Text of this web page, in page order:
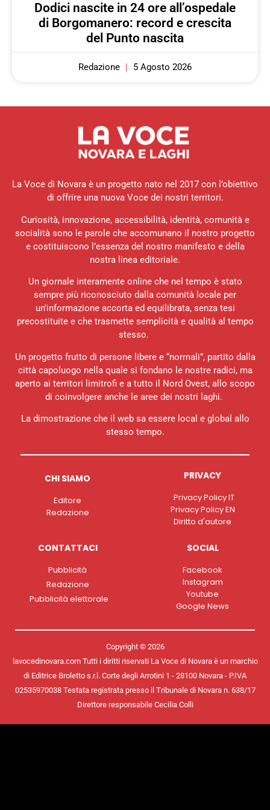
Dodici nascite in 24 ore all’ospedale
di Borgomanero: record e crescita
del Punto nascita
Redazione 5 Agosto 2026
La Voce di Novara è un progetto nato nel 2017 con l’obiettivo
di offrire una nuova Voce dei nostri territori.
Curiosità, innovazione, accessibilità, identità, comunità e
socialità sono le parole che accomunano il nostro progetto
e costituiscono l’essenza del nostro manifesto e della
nostra linea editoriale.
Un giornale interamente online che nel tempo è stato
sempre più riconosciuto dalla comunità locale per
un’informazione accorta ed equilibrata, senza tesi
precostituite e che trasmette semplicità e qualità al tempo
stesso.
Un progetto frutto di persone libere e “normali”, partito dalla
città capoluogo nella quale si fondano le nostre radici, ma
aperto ai territori limitrofi e a tutto il Nord Ovest, allo scopo
di coinvolgere anche le aree dei nostri laghi.
La dimostrazione che il web sa essere local e global allo
stesso tempo.
CHI SIAMO
Editore
Redazione
PRIVACY
Privacy Policy IT
Privacy Policy EN
Diritto d'autore
CONTATTACI
Pubblicità
Redazione
Pubblicità elettorale
SOCIAL
Facebook
Instagram
Youtube
Google News
Copyright © 2026
lavocedinovara.com Tutti i diritti riservati La Voce di Novara è un marchio
di Editrice Broletto s.r.l. Corte degli Arrotini 1 - 28100 Novara - P.IVA
02535970038 Testata registrata presso il Tribunale di Novara n. 638/17
Direttore responsabile Cecilia Colli